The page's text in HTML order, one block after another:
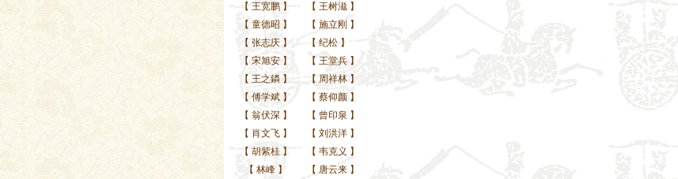
【 王宽鹏】 【 王树滋 】
【 童德昭 】 【 施立刚 】
【 张志庆】 【 纪松 】
【 宋旭安】 【 王堂兵 】
【 王之鏻】 【 周祥林 】
【 傅学斌】 【 蔡仰颜 】
【 翁伏深】 【 曾印泉 】
【 肖文飞】 【 刘洪洋 】
【 胡紫桂】 【 韦克义 】
【 林峰】 【 唐云来 】